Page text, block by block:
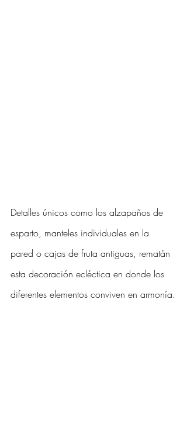
Detalles únicos como los alzapaños de
esparto, manteles individuales en la
pared o cajas de fruta antiguas, rematán
esta decoración ecléctica en donde los
diferentes elementos conviven en armonía.